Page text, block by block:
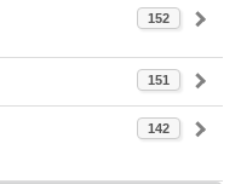
152
151
142